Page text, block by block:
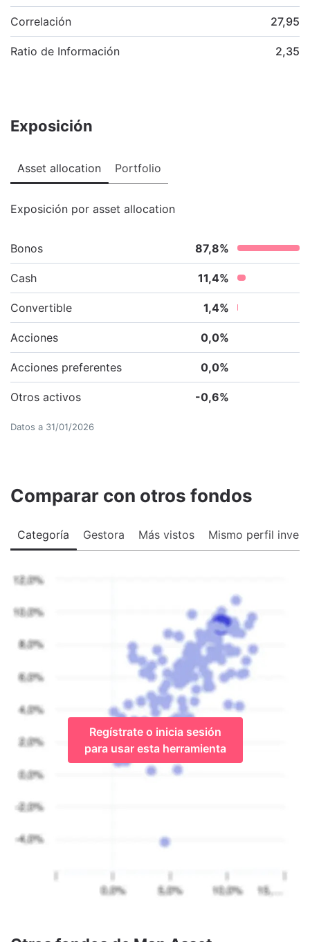
Correlación 27,95
Ratio de Información 2,35
Exposición
Asset allocation Portfolio
Exposición por asset allocation
Bonos 87,8%
Cash 11,4%
Convertible 1,4%
Acciones 0,0%
Acciones preferentes 0,0%
Otros activos -0,6%
Datos a 31/01/2026
Comparar con otros fondos
Categoría Gestora Más vistos Mismo perfil
Regístrate o inicia sesión
para usar esta herramienta